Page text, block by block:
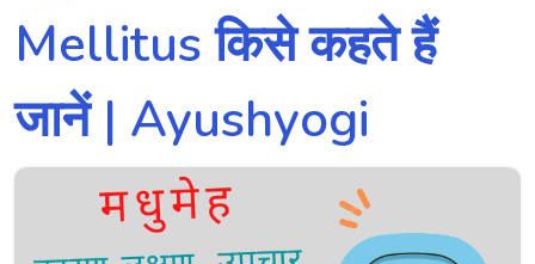
Mellitus किसे कहते हैं
जानें | Ayushyogi